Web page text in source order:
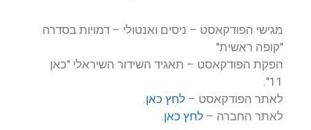
מגישי הפודקאסט – ניסים ואנטולי – דמויות בסדרה
"קופה ראשית"
הפקת הפודקאסט – תאגיד השידור השיראלי "כאן
11".
לאתר הפודקאסט – לחץ כאן
לאתר החברה – לחץ כאן